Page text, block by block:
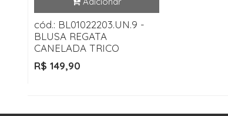
cód.: BL01022203.UN.9 -
BLUSA REGATA
CANELADA TRICO
R$ 149,90